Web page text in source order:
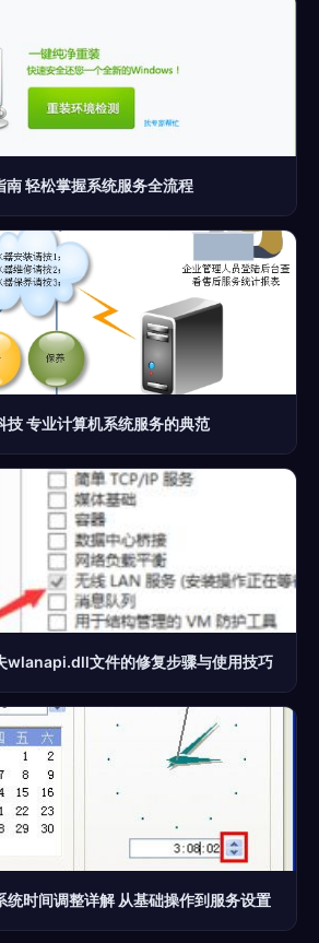
轻松掌握系统服务全流程
技 专业计算机系统服务的典范
wlanapi.dll文件的修复步骤与使用技巧
统时间调整详解 从基础操作到服务设置